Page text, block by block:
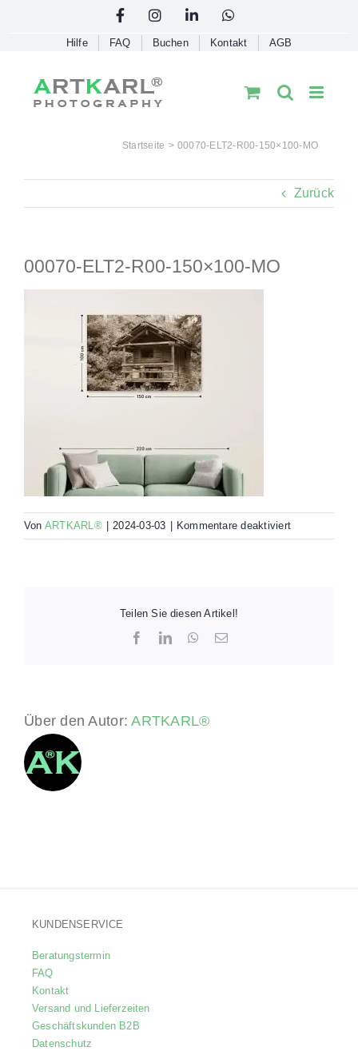
FacebookInstagramLinkedInWhatsApp
Hilfe FAQ Buchen Kontakt AGB
Startseite 00070-ELT2-R00-150×100-MO
Zurück
00070-ELT2-R00-150×100-MO
Von ARTKARL® 2024-03-03 Kommentare deaktiviertfür
00070-
Teilen Sie diesen Artikel!
FacebookLinkedInWhatsApp
E-
Über den Autor:ARTKARL®
KUNDENSERVICE
Beratungstermin
FAQ
Kontakt
Versand und Lieferzeiten
Geschäftskunden B2B
Datenschutz